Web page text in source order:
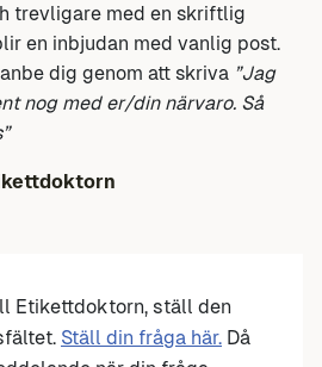
trevligare med en skriftlig
en inbjudan med vanlig post.
dig genom att skriva ”Jag
nog med er/din närvaro. Så
Etikettdoktorn, ställ den
Ställ din fråga här. Då